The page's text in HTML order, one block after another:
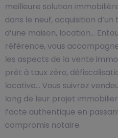
meilleure solution
dans le neuf, acquisition
d’une maison, location…
référence, vous
les aspects de la vente
prêt à taux zéro,
locative… Vous suivrez
long de leur projet
l’acte authentique en
compromis notaire.